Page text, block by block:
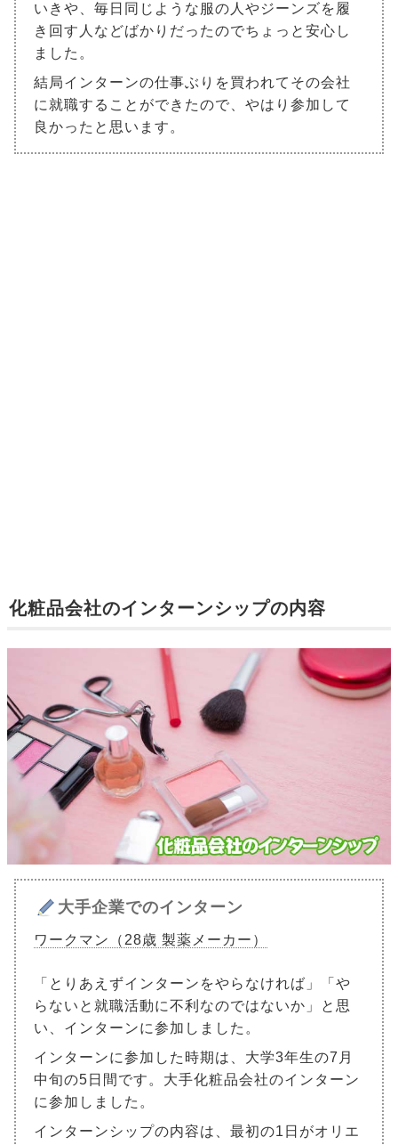
いきや、毎日同じような服の人やジーンズを履
き回す人などばかりだったのでちょっと安心し
ました。
結局インターンの仕事ぶりを買われてその会社
に就職することができたので、やはり参加して
良かったと思います。
化粧品会社のインターンシップの内容
大手企業でのインターン
ワークマン（28歳 製薬メーカー）
「とりあえずインターンをやらなければ」「や
らないと就職活動に不利なのではないか」と思
い、インターンに参加しました。
インターンに参加した時期は、大学3年生の7月
中旬の5日間です。大手化粧品会社のインターン
に参加しました。
インターンシップの内容は、最初の1日がオリエ